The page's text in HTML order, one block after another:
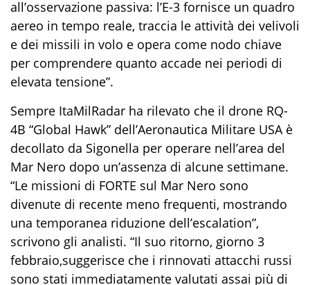
all’osservazione passiva: l’E-3 fornisce un quadro
aereo in tempo reale, traccia le attività dei velivoli
e dei missili in volo e opera come nodo chiave
per comprendere quanto accade nei periodi di
elevata tensione”.
Sempre ItaMilRadar ha rilevato che il drone RQ-
4B “Global Hawk” dell’Aeronautica Militare USA è
decollato da Sigonella per operare nell’area del
Mar Nero dopo un’assenza di alcune settimane.
“Le missioni di FORTE sul Mar Nero sono
divenute di recente meno frequenti, mostrando
una temporanea riduzione dell’escalation”,
scrivono gli analisti. “Il suo ritorno, giorno 3
febbraio,suggerisce che i rinnovati attacchi russi
sono stati immediatamente valutati assai più di